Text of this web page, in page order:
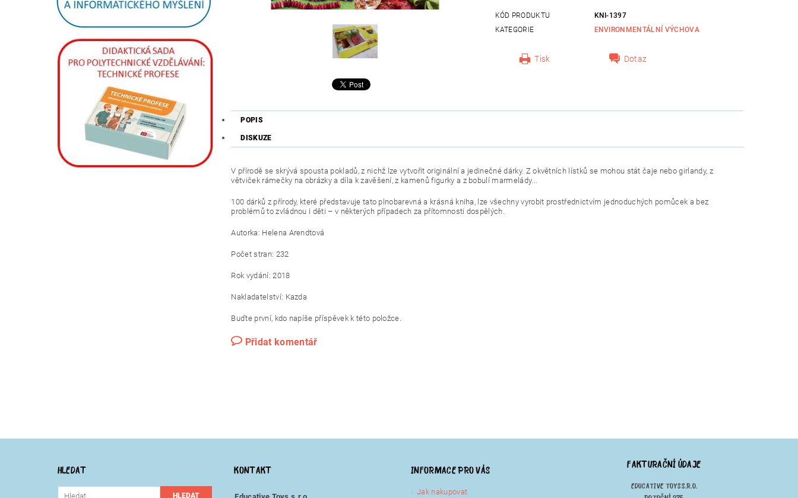
KÓD PRODUKTU
KNI-1397
KATEGORIE
ENVIRONMENTÁLNÍ VÝCHOVA
Tisk Dotaz
POPIS
DISKUZE
V přírodě se skrývá spousta pokladů, z nichž lze vytvořit originální a jedinečné dárky. Z okvětních lístků se mohou stát čaje nebo girlandy, z
větviček rámečky na obrázky a díla k zavěšení, z kamenů figurky a z bobulí marmelády...
100 dárků z přírody, které představuje tato plnobarevná a krásná kniha, lze všechny vyrobit prostřednictvím jednoduchých pomůcek a bez
problémů to zvládnou i děti – v některých případech za přítomnosti dospělých.
Autorka: Helena Arendtová
Počet stran: 232
Rok vydání: 2018
Nakladatelství: Kazda
Buďte první, kdo napíše příspěvek k této položce.
Přidat komentář
HLEDAT KONTAKT INFORMACE PRO VÁS
Jak nakupovat
FAKTURAČNÍ ÚDAJE
EDUCATIVE TOYS S.R.O.